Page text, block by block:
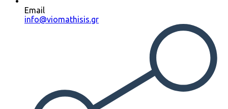
Email
info@viomathisis.gr